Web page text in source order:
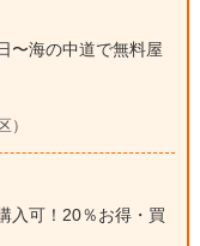
〜海の中道で無料屋
）
入可！20％お得・買